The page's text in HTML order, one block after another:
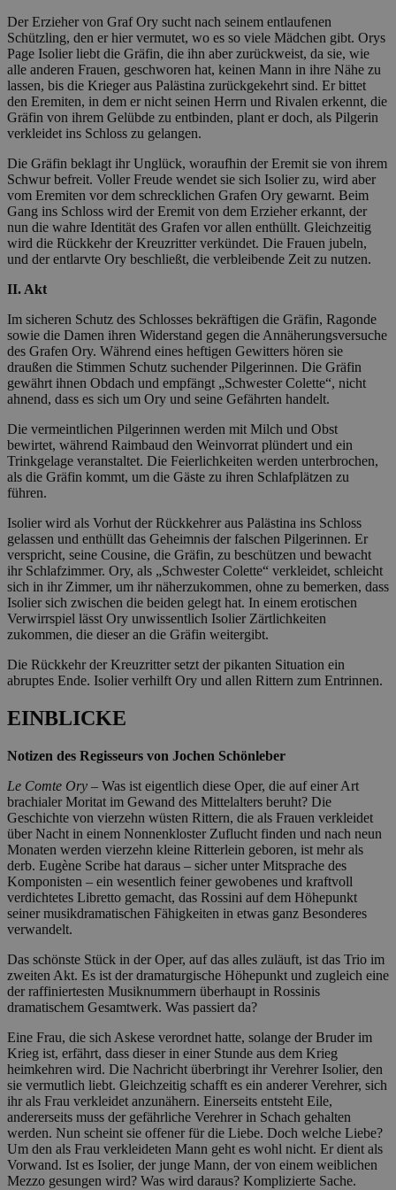
Der Erzieher von Graf Ory sucht nach seinem entlaufenen
Schützling, den er hier vermutet, wo es so viele Mädchen gibt. Orys
Page Isolier liebt die Gräfin, die ihn aber zurückweist, da sie, wie
alle anderen Frauen, geschworen hat, keinen Mann in ihre Nähe zu
lassen, bis die Krieger aus Palästina zurückgekehrt sind. Er bittet
den Eremiten, in dem er nicht seinen Herrn und Rivalen erkennt, die
Gräfin von ihrem Gelübde zu entbinden, plant er doch, als Pilgerin
verkleidet ins Schloss zu gelangen.
Die Gräfin beklagt ihr Unglück, woraufhin der Eremit sie von ihrem
Schwur befreit. Voller Freude wendet sie sich Isolier zu, wird aber
vom Eremiten vor dem schrecklichen Grafen Ory gewarnt. Beim
Gang ins Schloss wird der Eremit von dem Erzieher erkannt, der
nun die wahre Identität des Grafen vor allen enthüllt. Gleichzeitig
wird die Rückkehr der Kreuzritter verkündet. Die Frauen jubeln,
und der entlarvte Ory beschließt, die verbleibende Zeit zu nutzen.
II. Akt
Im sicheren Schutz des Schlosses bekräftigen die Gräfin, Ragonde
sowie die Damen ihren Widerstand gegen die Annäherungsversuche
des Grafen Ory. Während eines heftigen Gewitters hören sie
draußen die Stimmen Schutz suchender Pilgerinnen. Die Gräfin
gewährt ihnen Obdach und empfängt „Schwester Colette“, nicht
ahnend, dass es sich um Ory und seine Gefährten handelt.
Die vermeintlichen Pilgerinnen werden mit Milch und Obst
bewirtet, während Raimbaud den Weinvorrat plündert und ein
Trinkgelage veranstaltet. Die Feierlichkeiten werden unterbrochen,
als die Gräfin kommt, um die Gäste zu ihren Schlafplätzen zu
führen.
Isolier wird als Vorhut der Rückkehrer aus Palästina ins Schloss
gelassen und enthüllt das Geheimnis der falschen Pilgerinnen. Er
verspricht, seine Cousine, die Gräfin, zu beschützen und bewacht
ihr Schlafzimmer. Ory, als „Schwester Colette“ verkleidet, schleicht
sich in ihr Zimmer, um ihr näherzukommen, ohne zu bemerken, dass
Isolier sich zwischen die beiden gelegt hat. In einem erotischen
Verwirrspiel lässt Ory unwissentlich Isolier Zärtlichkeiten
zukommen, die dieser an die Gräfin weitergibt.
Die Rückkehr der Kreuzritter setzt der pikanten Situation ein
abruptes Ende. Isolier verhilft Ory und allen Rittern zum Entrinnen.
EINBLICKE
Notizen des Regisseurs von Jochen Schönleber
Le Comte Ory – Was ist eigentlich diese Oper, die auf einer Art
brachialer Moritat im Gewand des Mittelalters beruht? Die
Geschichte von vierzehn wüsten Rittern, die als Frauen verkleidet
über Nacht in einem Nonnenkloster Zuflucht finden und nach neun
Monaten werden vierzehn kleine Ritterlein geboren, ist mehr als
derb. Eugène Scribe hat daraus – sicher unter Mitsprache des
Komponisten – ein wesentlich feiner gewobenes und kraftvoll
verdichtetes Libretto gemacht, das Rossini auf dem Höhepunkt
seiner musikdramatischen Fähigkeiten in etwas ganz Besonderes
verwandelt.
Das schönste Stück in der Oper, auf das alles zuläuft, ist das Trio im
zweiten Akt. Es ist der dramaturgische Höhepunkt und zugleich eine
der raffiniertesten Musiknummern überhaupt in Rossinis
dramatischem Gesamtwerk. Was passiert da?
Eine Frau, die sich Askese verordnet hatte, solange der Bruder im
Krieg ist, erfährt, dass dieser in einer Stunde aus dem Krieg
heimkehren wird. Die Nachricht überbringt ihr Verehrer Isolier, den
sie vermutlich liebt. Gleichzeitig schafft es ein anderer Verehrer, sich
ihr als Frau verkleidet anzunähern. Einerseits entsteht Eile,
andererseits muss der gefährliche Verehrer in Schach gehalten
werden. Nun scheint sie offener für die Liebe. Doch welche Liebe?
Um den als Frau verkleideten Mann geht es wohl nicht. Er dient als
Vorwand. Ist es Isolier, der junge Mann, der von einem weiblichen
Mezzo gesungen wird? Was wird daraus? Komplizierte Sache.